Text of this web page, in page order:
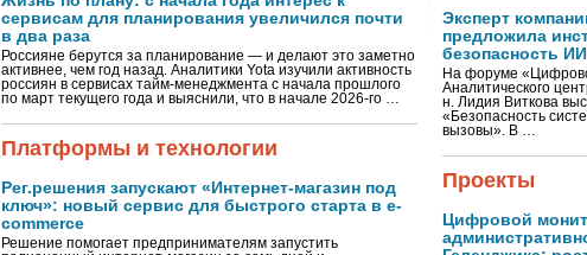
сервисам для планирования увеличился почти
в два раза
Россияне берутся за планирование — и делают это заметно
активнее, чем год назад. Аналитики Yota изучили активность
россиян в сервисах тайм-менеджмента с начала прошлого
по март текущего года и выяснили, что в начале 2026-го …
Платформы и технологии
Рег.решения запускают «Интернет-магазин под
ключ»: новый сервис для быстрого старта в e-
commerce
Решение помогает предпринимателям запустить
Эксперт
предложила
безопасность ИИ
На форуме
Аналитического
н. Лидия Виткова
«Безопасность
вызовы». В …
Проекты
Цифровой